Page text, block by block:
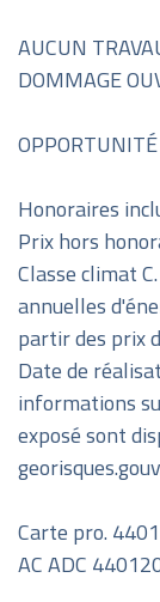
AUCUN
DOMMAGE
Honoraires
Prix hors
Classe climat
annuelles
partir des prix
Date de
informations
exposé sont
Carte pro.
AC ADC